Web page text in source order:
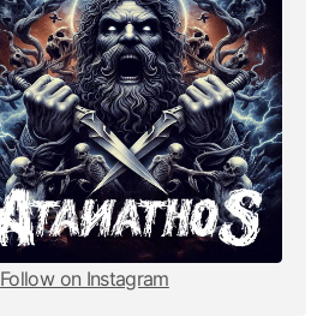
Follow on Instagram